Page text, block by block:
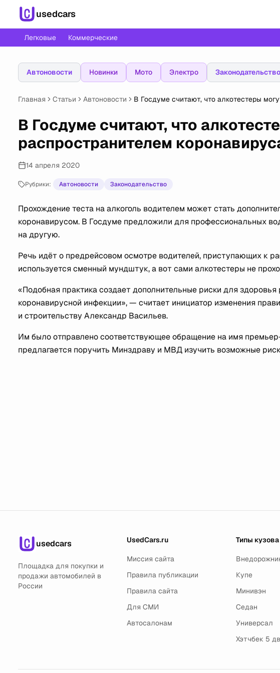
usedcars
Легковые Коммерческие
Автоновости Новинки Мото Электро Законодательство
Главная Статьи Автоновости В Госдуме считают, что алкотестеры
В Госдуме считают, что
распространителем
14 апреля 2020
Рубрики: Автоновости Законодательство
Прохождение теста на алкоголь водителем может стать
коронавирусом. В Госдуме предложили для профессиональных
на другую.
Речь идёт о предрейсовом осмотре водителей, приступающих к
используется сменный мундштук, а вот сами алкотестеры не
«Подобная практика создает дополнительные риски для
коронавирусной инфекции», — считает инициатор изменения
и строительству Александр Васильев.
Им было отправлено соответствующее обращение на имя
предлагается поручить Минздраву и МВД изучить возможные
usedcars
Площадка для покупки и
продажи автомобилей в
России
UsedCars.ru
Миссия сайта
Правила публикации
Правила сайта
Для СМИ
Автосалонам
Типы кузова
Купе
Минивэн
Седан
Универсал
Хэтчбек 5